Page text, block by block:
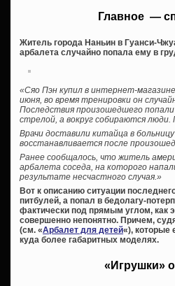
Главное —
Житель города Наньин в Гуанси-
арбалета случайно попала ему в
«Сяо Пэн купил в интернет-
июня, во время тренировки он
Последствия произошедшего
стрелой, а вокруг собираются
Врачи доставили китайца в
восстанавливается после
Ранее сообщалось, что житель
арбалета соседа, на которого
результате несчастного случая.»
Вот к описанию ситуации
питбулей, а попал в бедолагу-
фактически под прямым углом, как
совершенно непонятно. Причем,
(см. «Арбалет для детей«), которые
куда более габаритных моделях.
«Игрушки»